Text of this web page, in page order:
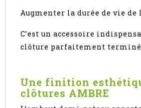
Augmenter la durée de vie
C’est un accessoire
clôture parfaitement
Une finition
clôtures AMBRE